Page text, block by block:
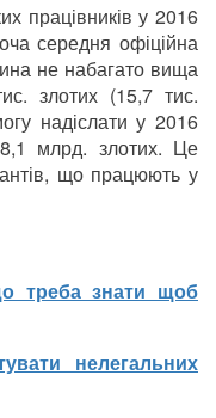
працівників у 2016
середня офіційна
не набагато вища
злотих (15,7 тис.
надіслати у 2016
млрд. злотих. Це
що працюють у
треба знати щоб
нелегальних